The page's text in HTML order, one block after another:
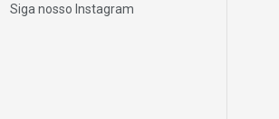
Siga nosso Instagram